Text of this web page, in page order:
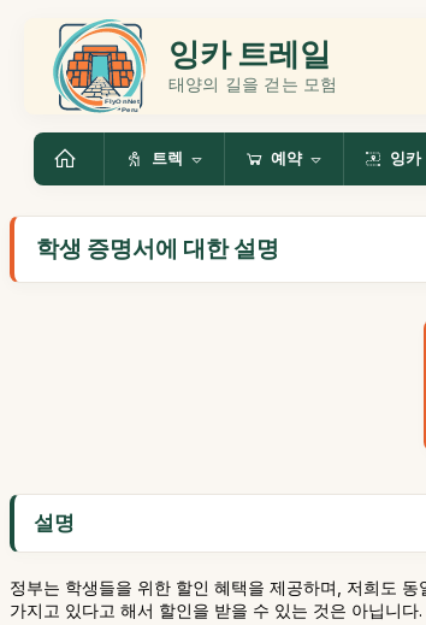
잉카 트레일
태양의 길을 걷는 모험
트렉 예약 잉카
학생 증명서에 대한 설명
설명
정부는 학생들을 위한 할인 혜택을 제공하며, 저희도
가지고 있다고 해서 할인을 받을 수 있는 것은 아닙니